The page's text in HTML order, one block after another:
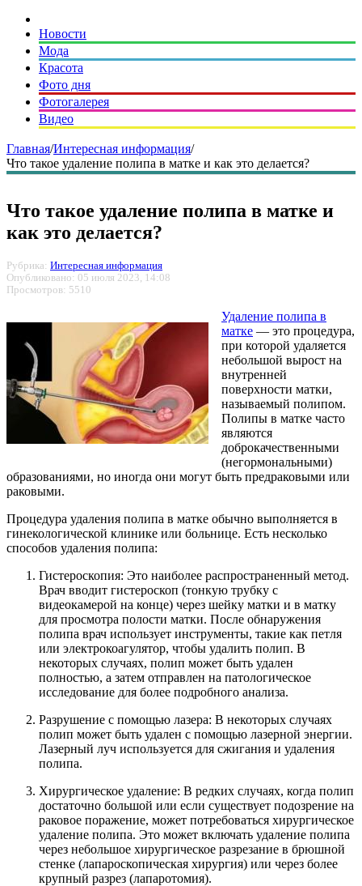
Новости
Мода
Красота
Фото дня
Фотогалерея
Видео
Главная/Интересная информация/
Что такое удаление полипа в матке и как это делается?
Что такое удаление полипа в матке и
как это делается?
Рубрика: Интересная информация
Опубликовано: 05 июля 2023, 14:08
Просмотров: 5510
Удаление полипа в
матке — это процедура,
при которой удаляется
небольшой вырост на
внутренней
поверхности матки,
называемый полипом.
Полипы в матке часто
являются
доброкачественными
(негормональными)
образованиями, но иногда они могут быть предраковыми или
раковыми.
Процедура удаления полипа в матке обычно выполняется в
гинекологической клинике или больнице. Есть несколько
способов удаления полипа:
Гистероскопия: Это наиболее распространенный метод.
Врач вводит гистероскоп (тонкую трубку с
видеокамерой на конце) через шейку матки и в матку
для просмотра полости матки. После обнаружения
полипа врач использует инструменты, такие как петля
или электрокоагулятор, чтобы удалить полип. В
некоторых случаях, полип может быть удален
полностью, а затем отправлен на патологическое
исследование для более подробного анализа.
Разрушение с помощью лазера: В некоторых случаях
полип может быть удален с помощью лазерной энергии.
Лазерный луч используется для сжигания и удаления
полипа.
Хирургическое удаление: В редких случаях, когда полип
достаточно большой или если существует подозрение на
раковое поражение, может потребоваться хирургическое
удаление полипа. Это может включать удаление полипа
через небольшое хирургическое разрезание в брюшной
стенке (лапароскопическая хирургия) или через более
крупный разрез (лапаротомия).